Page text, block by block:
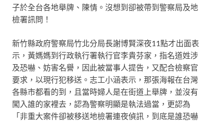
子於全台各地舉牌、陳情。沒想到卻被帶到警察局及地
檢署訊問！
新竹縣政府警察局竹北分局長謝博賢深夜11點才出面表
示，黃媽媽到行政執行署執行官李貴芬家，指名道姓涉
及恐嚇、妨害名譽，因此被當事人提告，又配合檢察官
要求，以現行犯移送。志工小涵表示，那張海報在台灣
各縣市都看的到，且當時婦人是在街道上舉牌，並沒有
闖入誰的家裡去，認為警察明顯是執法過當，更認為
「非重大案件卻被移送地檢署連夜偵訊，到底是誰恐嚇